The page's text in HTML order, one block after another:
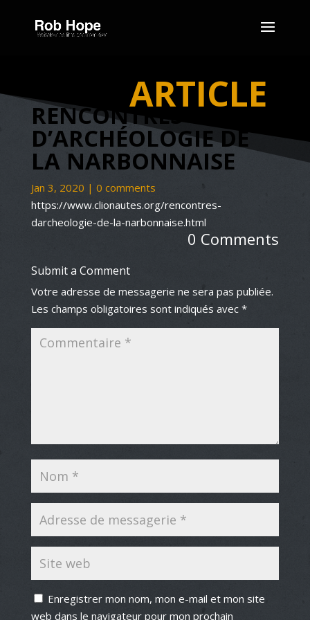
ARTICLE
RENCONTRES
D’ARCHÉOLOGIE DE
LA NARBONNAISE
Jan 3, 2020 | 0 comments
https://www.clionautes.org/rencontres-
darcheologie-de-la-narbonnaise.html
0 Comments
Submit a Comment
Votre adresse de messagerie ne sera pas publiée.
Les champs obligatoires sont indiqués avec *
Enregistrer mon nom, mon e-mail et mon site
web dans le navigateur pour mon prochain